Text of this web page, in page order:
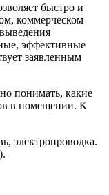
быстро и
коммерческом
эффективные
заявленным
понимать, какие
в помещении. К
электропроводка.